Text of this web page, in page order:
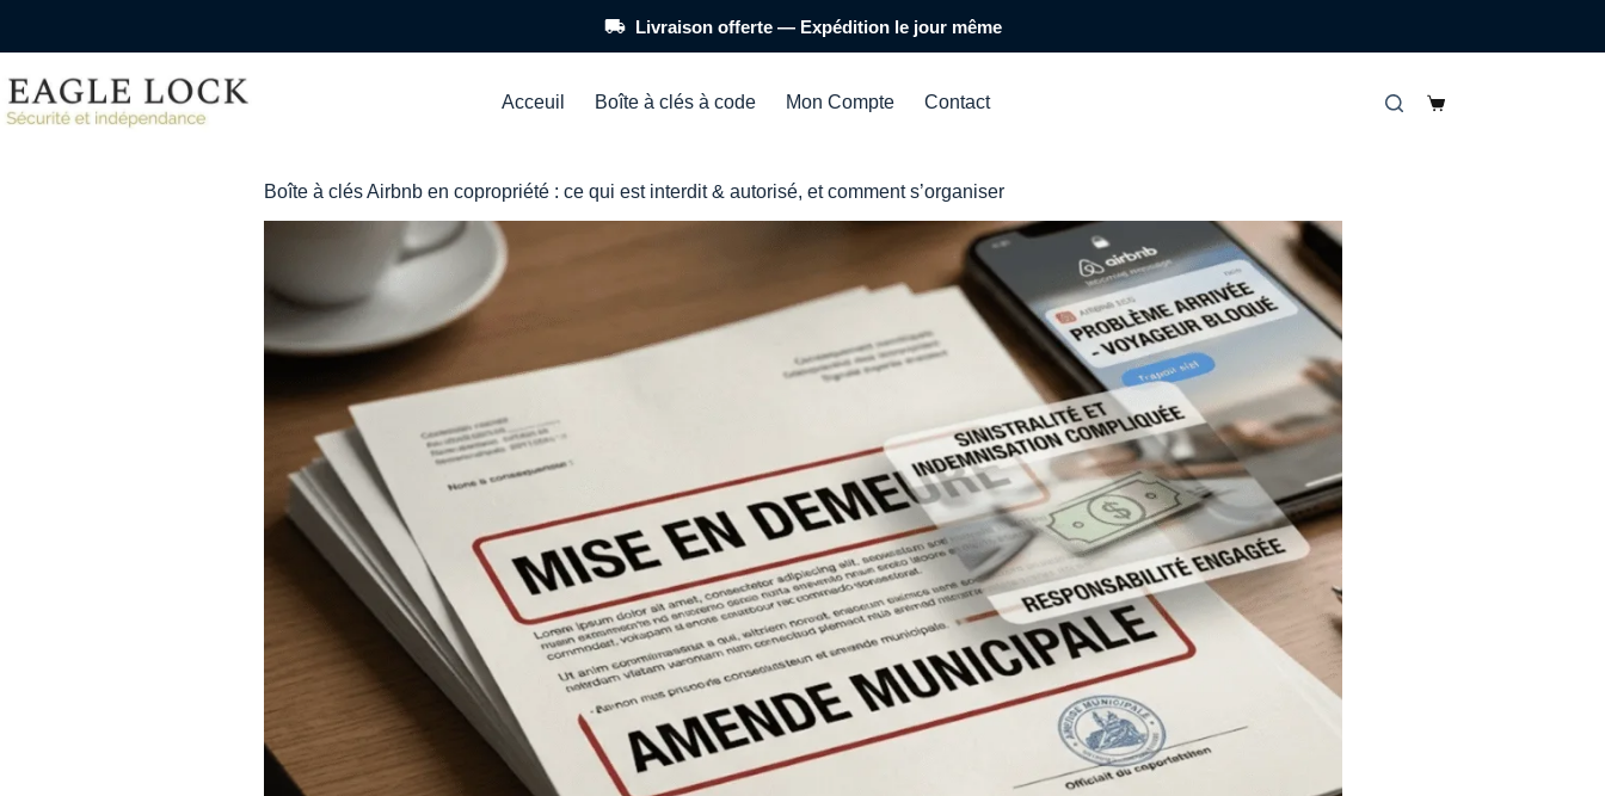
Acceuil Boîte à clés à code Mon Compte Contact
Boîte à clés Airbnb en copropriété : ce qui est interdit & autorisé, et comment s’organiser